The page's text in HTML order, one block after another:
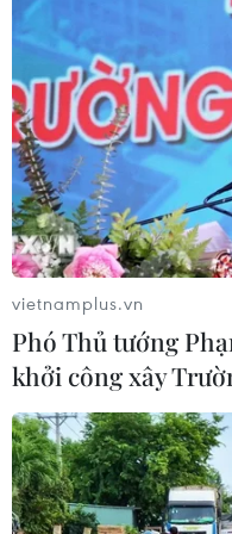
xướng và tổ chức
những cầu thủ bóng
trong năm qua. /.
vietnamplus.vn
Phó Thủ tướng
khởi công xây